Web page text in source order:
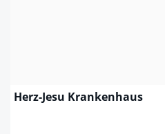
Herz-Jesu Krankenhaus